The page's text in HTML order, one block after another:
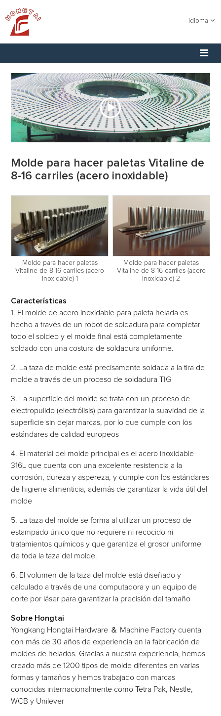
Idioma
Molde para hacer paletas Vitaline de
8-16 carriles (acero inoxidable)
Molde para hacer paletas
Vitaline de 8-16 carriles (acero
inoxidable)-1
Molde para hacer paletas
Vitaline de 8-16 carriles (acero
inoxidable)-2
Características
1. El molde de acero inoxidable para paleta helada es
hecho a través de un robot de soldadura para completar
todo el soldeo y el molde final está completamente
soldado con una costura de soldadura uniforme.
2. La taza de molde está precisamente soldada a la tira de
molde a través de un proceso de soldadura TIG
3. La superficie del molde se trata con un proceso de
electropulido (electrólisis) para garantizar la suavidad de la
superficie sin dejar marcas, por lo que cumple con los
estándares de calidad europeos
4. El material del molde principal es el acero inoxidable
316L que cuenta con una excelente resistencia a la
corrosión, dureza y aspereza, y cumple con los estándares
de higiene alimenticia, además de garantizar la vida útil del
molde
5. La taza del molde se forma al utilizar un proceso de
estampado único que no requiere ni recocido ni
tratamientos químicos y que garantiza el grosor uniforme
de toda la taza del molde.
6. El volumen de la taza del molde está diseñado y
calculado a través de una computadora y un equipo de
corte por láser para garantizar la precisión del tamaño
Sobre Hongtai
Yongkang Hongtai Hardware ＆ Machine Factory cuenta
con más de 30 años de experiencia en la fabricación de
moldes de helados. Gracias a nuestra experiencia, hemos
creado más de 1200 tipos de molde diferentes en varias
formas y tamaños y hemos trabajado con marcas
conocidas internacionalmente como Tetra Pak, Nestle,
WCB y Unilever